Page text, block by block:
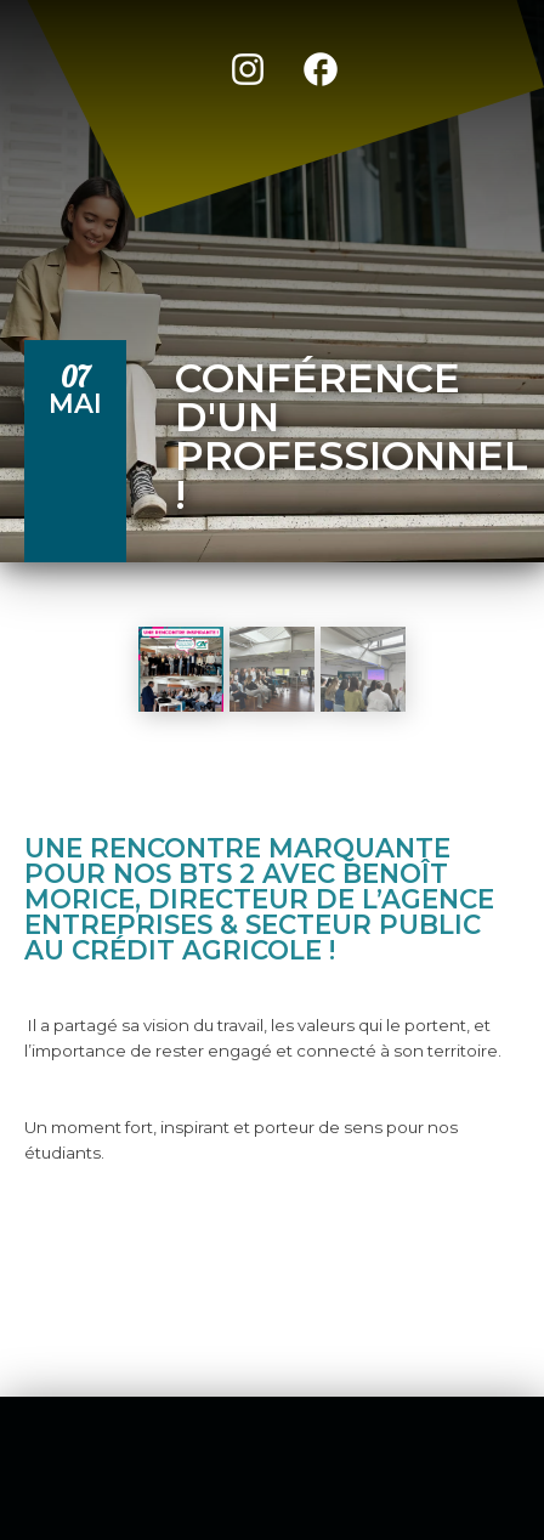
07
MAI
CONFÉRENCE
D'UN
PROFESSIONNEL
!
UNE RENCONTRE MARQUANTE
POUR NOS BTS 2 AVEC BENOÎT
MORICE, DIRECTEUR DE L’AGENCE
ENTREPRISES & SECTEUR PUBLIC
AU CRÉDIT AGRICOLE !
Il a partagé sa vision du travail, les valeurs qui le portent, et
l’importance de rester engagé et connecté à son territoire.
Un moment fort, inspirant et porteur de sens pour nos
étudiants.